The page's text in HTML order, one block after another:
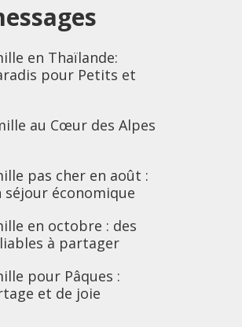
en Thaïlande:
pour Petits et
au Cœur des Alpes
pas cher en août :
économique
en octobre : des
à partager
pour Pâques :
et de joie